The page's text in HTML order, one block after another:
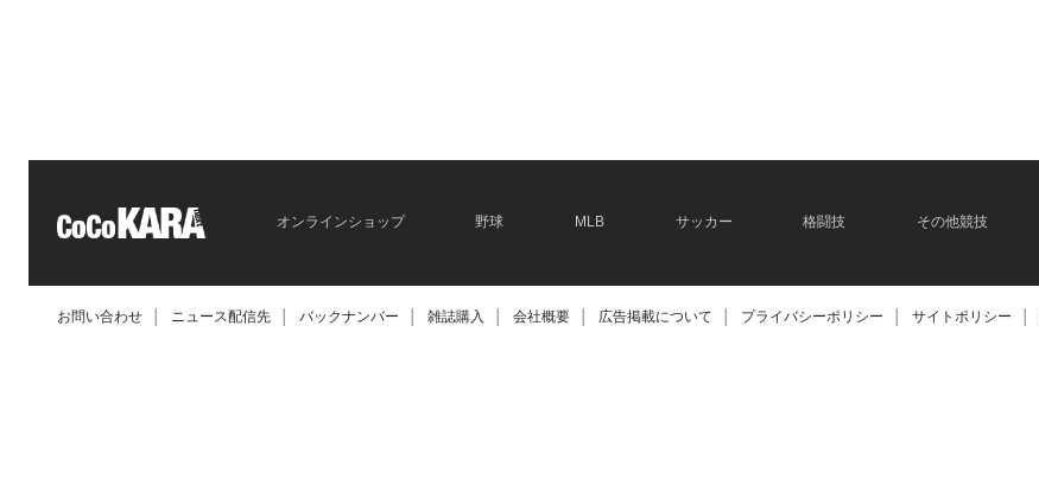
オンラインショップ 野球 MLB サッカー 格闘技 その他競技
お問い合わせ ニュース配信先 バックナンバー 雑誌購入 会社概要 広告掲載について プライバシーポリシー サイトポリシー